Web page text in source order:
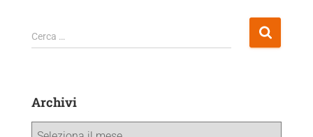
Cerca …
Archivi